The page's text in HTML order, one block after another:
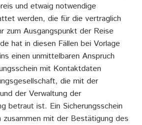
und etwaig notwendige
werden, die für die vertraglich
zum Ausgangspunkt der Reise
hat in diesen Fällen bei Vorlage
einen unmittelbaren Anspruch
mit Kontaktdaten
die mit der
der Verwaltung der
betraut ist. Ein Sicherungsschein
zusammen mit der Bestätigung des